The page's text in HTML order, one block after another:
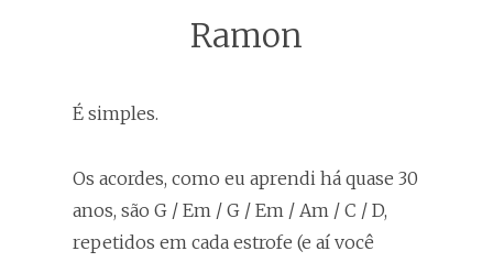
Ramon
É simples.
Os acordes, como eu aprendi há quase 30
anos, são G / Em / G / Em / Am / C / D,
repetidos em cada estrofe (e aí você